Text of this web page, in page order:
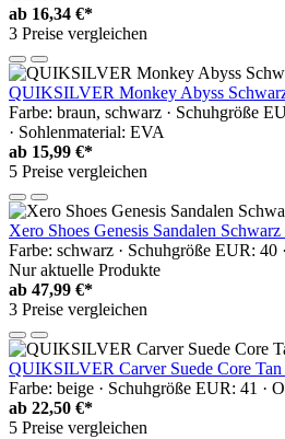
ab 16,34 €*
3 Preise vergleichen
QUIKSILVER Monkey Abyss
Farbe: braun, schwarz · Schuhgröße
· Sohlenmaterial: EVA
ab 15,99 €*
5 Preise vergleichen
Xero Shoes Genesis Sandalen Schwarz
Farbe: schwarz · Schuhgröße EUR: 40
Nur aktuelle Produkte
ab 47,99 €*
3 Preise vergleichen
QUIKSILVER Carver Suede Core Tan
Farbe: beige · Schuhgröße EUR: 41 ·
ab 22,50 €*
5 Preise vergleichen